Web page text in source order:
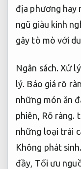
địa phương hay
ngũ giàu kinh
gây tò mò với
Ngân sách. Xử
lý. Báo giá rõ
những món ăn
phiên, Rõ ràng.
những loại trái
Không phát sinh.
đầy, Tối ưu